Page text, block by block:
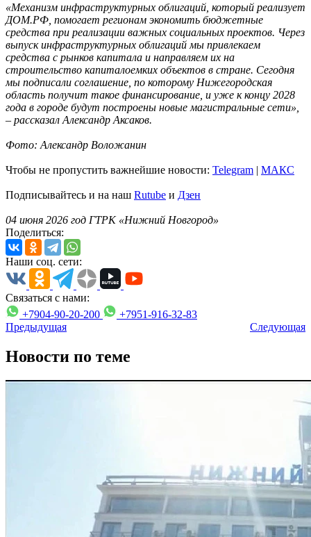
«Механизм инфраструктурных облигаций, который реализует
ДОМ.PФ, помогает регионам экономить бюджетные
средства при реализации важных социальных проектов. Через
выпуск инфраструктурных облигаций мы привлекаем
средства с рынков капитала и направляем их на
строительство капиталоемких объектов в стране. Сегодня
мы подписали соглашение, по которому Нижегородская
область получит такое финансирование, и уже к концу 2028
года в городе будут построены новые магистральные сети»,
– рассказал Александр Аксаков.
Фото: Александр Воложанин
Чтобы не пропустить важнейшие новости: Telegram | MAКС
Подписывайтесь и на наш Rutube и Дзен
04 июня 2026 год ГТРК «Нижний Новгород»
Поделиться:
Наши соц. сети:
Связаться с нами:
+7904-90-20-200
+7951-916-32-83
Предыдущая
Следующая
Новости по теме